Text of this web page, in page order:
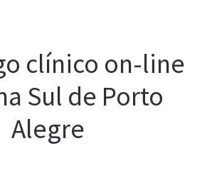
clínico on-line
Sul de Porto
Alegre